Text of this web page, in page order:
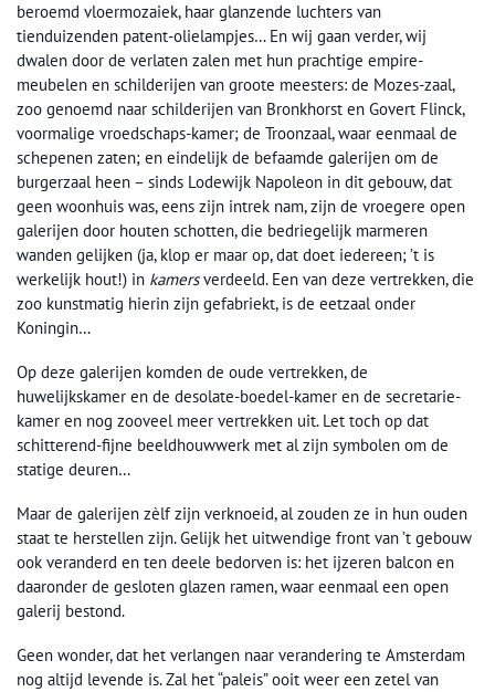
beroemd vloermozaiek, haar glanzende luchters van
tienduizenden patent-olielampjes… En wij gaan verder, wij
dwalen door de verlaten zalen met hun prachtige empire-
meubelen en schilderijen van groote meesters: de Mozes-zaal,
zoo genoemd naar schilderijen van Bronkhorst en Govert Flinck,
voormalige vroedschaps-kamer; de Troonzaal, waar eenmaal de
schepenen zaten; en eindelijk de befaamde galerijen om de
burgerzaal heen – sinds Lodewijk Napoleon in dit gebouw, dat
geen woonhuis was, eens zijn intrek nam, zijn de vroegere open
galerijen door houten schotten, die bedriegelijk marmeren
wanden gelijken (ja, klop er maar op, dat doet iedereen; ’t is
werkelijk hout!) in kamersverdeeld. Een van deze vertrekken, die
zoo kunstmatig hierin zijn gefabriekt, is de eetzaal onder
Koningin…
Op deze galerijen komden de oude vertrekken, de
huwelijkskamer en de desolate-boedel-kamer en de secretarie-
kamer en nog zooveel meer vertrekken uit. Let toch op dat
schitterend-fijne beeldhouwwerk met al zijn symbolen om de
statige deuren…
Maar de galerijen zèlf zijn verknoeid, al zouden ze in hun ouden
staat te herstellen zijn. Gelijk het uitwendige front van ’t gebouw
ook veranderd en ten deele bedorven is: het ijzeren balcon en
daaronder de gesloten glazen ramen, waar eenmaal een open
galerij bestond.
Geen wonder, dat het verlangen naar verandering te Amsterdam
nog altijd levende is. Zal het “paleis” ooit weer een zetel van